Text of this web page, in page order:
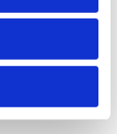
både intäkten och
i omsättning.